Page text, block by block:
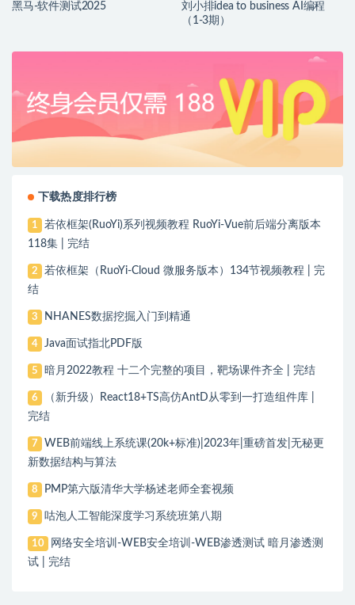
黑马-软件测试2025
刘小排idea to business AI编程
（1-3期）
下载热度排行榜
1
若依框架(RuoYi)系列视频教程 RuoYi-Vue前后端分离版本
118集 | 完结
2
若依框架（RuoYi-Cloud 微服务版本）134节视频教程 | 完
结
3 NHANES数据挖掘入门到精通
4 Java面试指北PDF版
5 暗月2022教程 十二个完整的项目，靶场课件齐全 | 完结
6
（新升级）React18+TS高仿AntD从零到一打造组件库 |
完结
7
WEB前端线上系统课(20k+标准)|2023年|重磅首发|无秘更
新数据结构与算法
8 PMP第六版清华大学杨述老师全套视频
9 咕泡人工智能深度学习系统班第八期
10
网络安全培训-WEB安全培训-WEB渗透测试 暗月渗透测
试 | 完结